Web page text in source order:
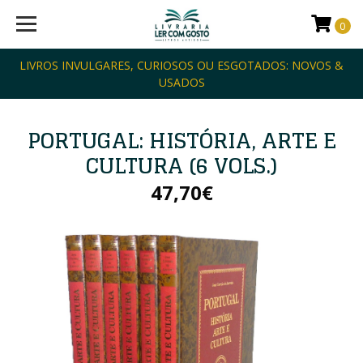
LIVROS INVULGARES, CURIOSOS OU ESGOTADOS: NOVOS &
USADOS
0
PORTUGAL: HISTÓRIA, ARTE E
CULTURA (6 VOLS.)
47,70€